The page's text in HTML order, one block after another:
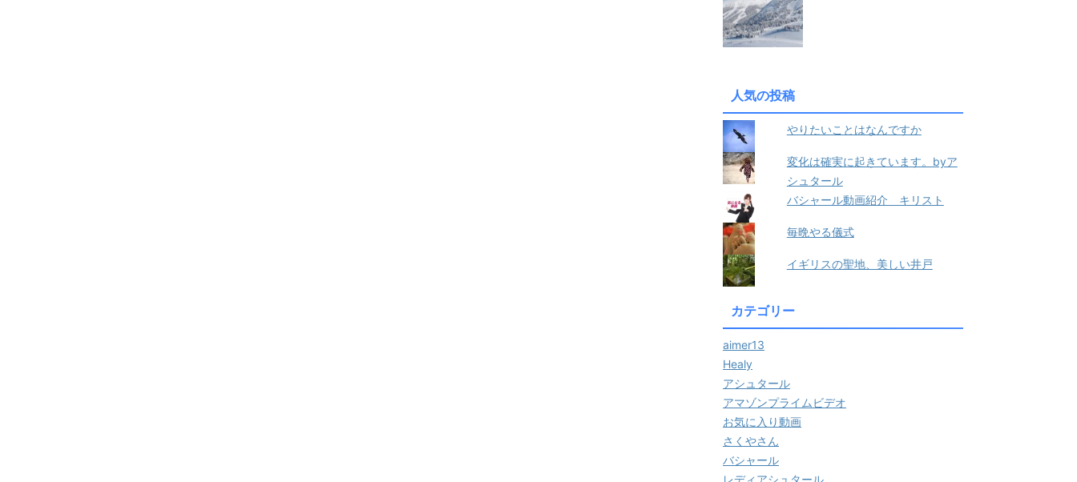
人気の投稿
やりたいことはなんですか
変化は確実に起きています。byア
シュタール
バシャール動画紹介 キリスト
毎晩やる儀式
イギリスの聖地、美しい井戸
カテゴリー
aimer13
Healy
アシュタール
アマゾンプライムビデオ
お気に入り動画
さくやさん
バシャール
レディアシュタール